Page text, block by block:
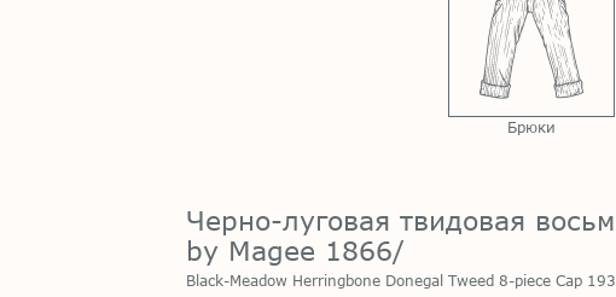
Брюки
Черно-луговая твидовая
by Magee 1866/
Black-Meadow Herringbone Donegal Tweed 8-piece Cap